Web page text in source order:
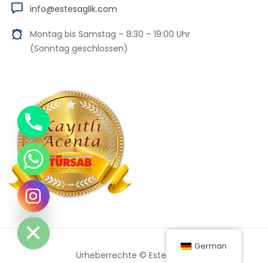
info@estesaglik.com
Montag bis Samstag – 8:30 – 19:00 Uhr
(Sonntag geschlossen)
Urheberrechte © Este Sağlik
German
Hide
Chaty